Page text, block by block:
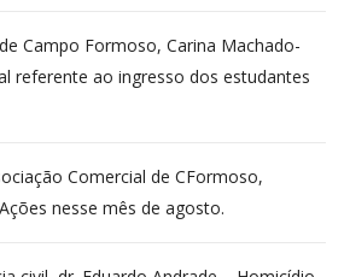
Campo Formoso, Carina Machado-
referente ao ingresso dos estudantes
Comercial de CFormoso,
nesse mês de agosto.